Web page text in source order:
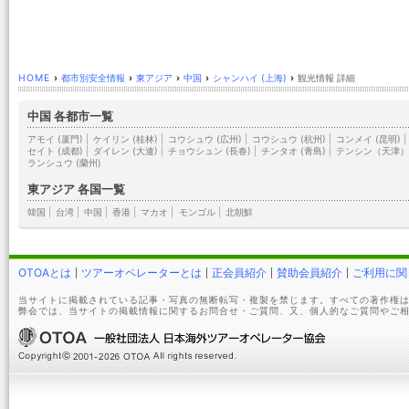
HOME › 都市別安全情報 › 東アジア › 中国 › シャンハイ (上海) › 観光情報 詳細
中国 各都市一覧
アモイ (厦門) ケイリン (桂林) コウシュウ (広州) コウシュウ (杭州) コンメイ (昆明)
セイト (成都)
ダイレン (大連) チョウシュン (長春) チンタオ (青島)
テンシン（天津）
ランシュウ (蘭州)
東アジア 各国一覧
韓国 台湾 中国 香港 マカオ モンゴル| 北朝鮮
OTOAとは ツアーオペレーターとは 正会員紹介 賛助会員紹介 ご利用に
当サイトに掲載されている記事・写真の無断転写・複製を禁じます。すべての著作権
弊会では、当サイトの掲載情報に関するお問合せ・ご質問、又、個人的なご質問やご